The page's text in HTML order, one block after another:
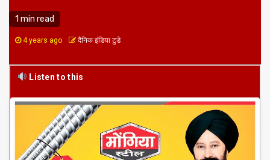
1 min read
4 years ago दैनिक इंडिया टुडे
Listen to this